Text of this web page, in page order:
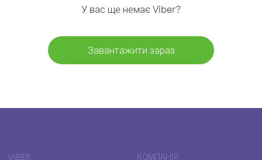
У вас ще немає Viber?
Завантажити зараз
VIBER КОМПАНІЯ